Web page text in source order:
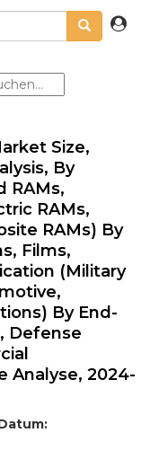
Size,
By
RAMs,
RAMs,
RAMs) By
Films,
(Military
By End-
Defense
Analyse, 2024-